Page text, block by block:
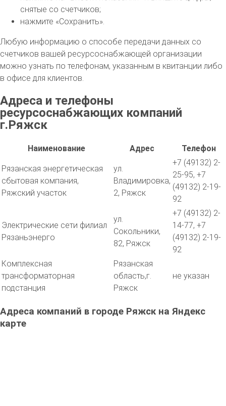
снятые со счетчиков;
нажмите «Сохранить».
Любую информацию о способе передачи данных со
счетчиков вашей ресурсоснабжающей организации
можно узнать по телефонам, указанным в квитанции либо
в офисе для клиентов.
Адреса и телефоны
ресурсоснабжающих компаний
г.Ряжск
Наименование Адрес Телефон
Рязанская энергетическая
сбытовая компания,
Ряжский участок
ул.
Владимировка,
2, Ряжск
+7 (49132) 2-
25-95, +7
(49132) 2-19-
92
Электрические сети филиал
Рязаньэнерго
ул.
Сокольники,
82, Ряжск
+7 (49132) 2-
14-77, +7
(49132) 2-19-
92
Комплексная
трансформаторная
подстанция
Рязанская
область,г.
Ряжск
не указан
Адреса компаний в городе Ряжск на Яндекс
карте